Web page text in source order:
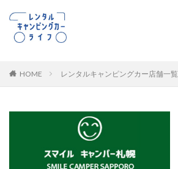
HOME レンタルキャンピングカー店舗一覧